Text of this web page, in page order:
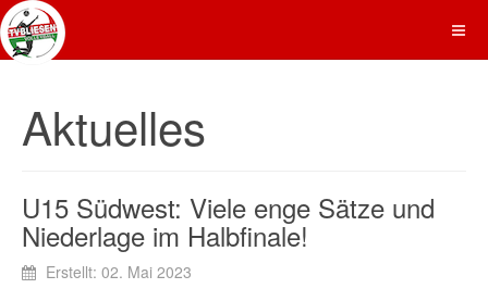
Aktuelles
U15 Südwest: Viele enge Sätze und
Niederlage im Halbfinale!
Erstellt: 02. Mai 2023